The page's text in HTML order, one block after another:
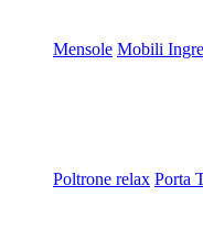
Mensole Mobili
Poltrone relax Porta